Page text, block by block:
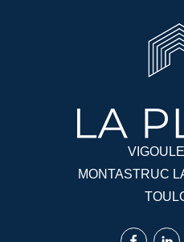
MONTASTRUC